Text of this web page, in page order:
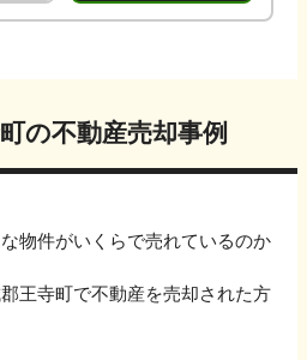
の不動産売却事例
物件がいくらで売れているのか
王寺町で不動産を売却された方